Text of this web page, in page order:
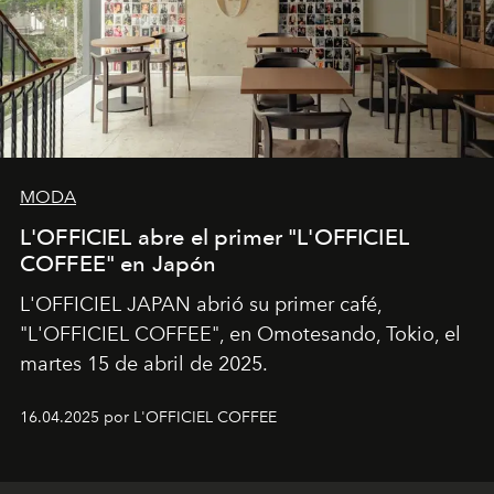
MODA
L'OFFICIEL abre el primer "L'OFFICIEL
COFFEE" en Japón
L'OFFICIEL JAPAN abrió su primer café,
"L'OFFICIEL COFFEE", en Omotesando, Tokio, el
martes 15 de abril de 2025.
16.04.2025 por L'OFFICIEL COFFEE